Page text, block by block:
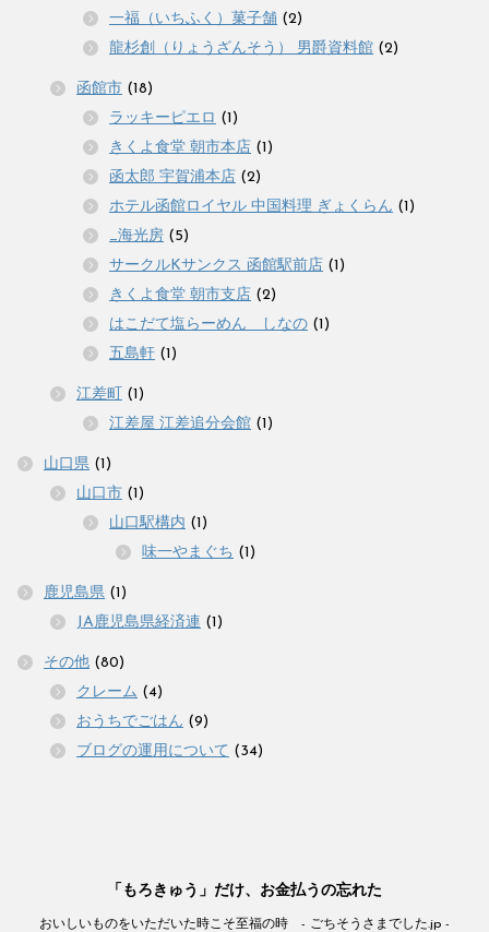
一福（いちふく）菓子舗 (2)
龍杉創（りょうざんそう） 男爵資料館 (2)
函館市 (18)
ラッキーピエロ (1)
きくよ食堂 朝市本店 (1)
函太郎 宇賀浦本店 (2)
ホテル函館ロイヤル 中国料理 ぎょくらん (1)
_海光房 (5)
サークルKサンクス 函館駅前店 (1)
きくよ食堂 朝市支店 (2)
はこだて塩らーめん しなの (1)
五島軒 (1)
江差町 (1)
江差屋 江差追分会館 (1)
山口県 (1)
山口市 (1)
山口駅構内 (1)
味一やまぐち (1)
鹿児島県 (1)
JA鹿児島県経済連 (1)
その他 (80)
クレーム (4)
おうちでごはん (9)
ブログの運用について (34)
「もろきゅう」だけ、お金払うの忘れた
おいしいものをいただいた時こそ至福の時 - ごちそうさまでした.jp -